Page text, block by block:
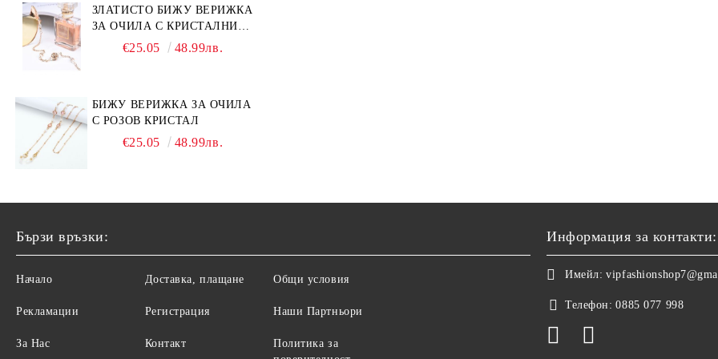
ЗЛАТИСТО БИЖУ ВЕРИЖКА
ЗА ОЧИЛА С КРИСТАЛНИ
КАМЪНИ И ПЕРЛИ
€25.05 48.99лв.
БИЖУ ВЕРИЖКА ЗА ОЧИЛА
С РОЗОВ КРИСТАЛ
€25.05 48.99лв.
Бързи връзки:
Начало
Рекламации
За Нас
Доставка, плащане
Регистрация
Контакт
Общи условия
Наши Партньори
Политика за
Информация за контакти:
Имейл:
Телефон: 0885 077 998